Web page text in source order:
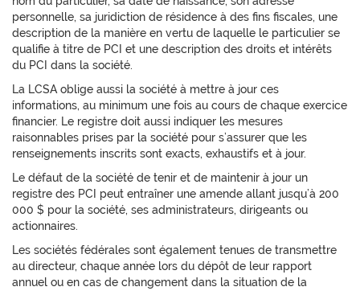
personnelle, sa juridiction de résidence à des fins fiscales, une
description de la manière en vertu de laquelle le particulier se
qualifie à titre de PCI et une description des droits et intérêts
du PCI dans la société.
La LCSA oblige aussi la société à mettre à jour ces
informations, au minimum une fois au cours de chaque exercice
financier. Le registre doit aussi indiquer les mesures
raisonnables prises par la société pour s’assurer que les
renseignements inscrits sont exacts, exhaustifs et à jour.
Le défaut de la société de tenir et de maintenir à jour un
registre des PCI peut entraîner une amende allant jusqu’à 200
000 $ pour la société, ses administrateurs, dirigeants ou
actionnaires.
Les sociétés fédérales sont également tenues de transmettre
au directeur, chaque année lors du dépôt de leur rapport
annuel ou en cas de changement dans la situation de la